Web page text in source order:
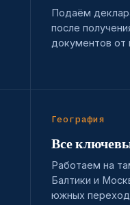
Подаём
после
документов от
География
Все
Работаем на
Балтики и
южных